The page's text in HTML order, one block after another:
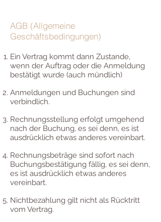
AGB (Allgemeine
Geschäftsbedingungen)
Ein Vertrag kommt dann Zustande,
wenn der Auftrag oder die Anmeldung
bestätigt wurde (auch mündlich)
Anmeldungen und Buchungen sind
verbindlich.
Rechnungsstellung erfolgt umgehend
nach der Buchung, es sei denn, es ist
ausdrücklich etwas anderes vereinbart.
Rechnungsbeträge sind sofort nach
Buchungsbestätigung fällig, es sei denn,
es ist ausdrücklich etwas anderes
vereinbart.
Nichtbezahlung gilt nicht als Rücktritt
vom Vertrag.